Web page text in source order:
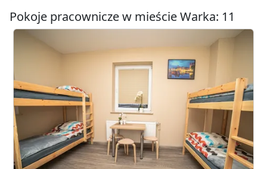
Pokoje pracownicze w mieście Warka: 11